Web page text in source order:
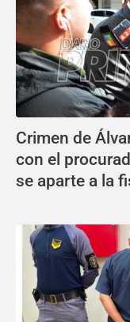
Crimen de
con el
se aparte a la